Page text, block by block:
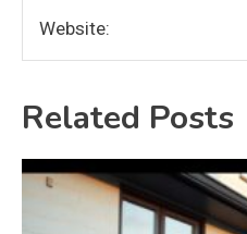
Website:
Related Posts